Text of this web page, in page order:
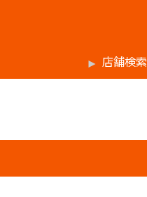
店舗検索